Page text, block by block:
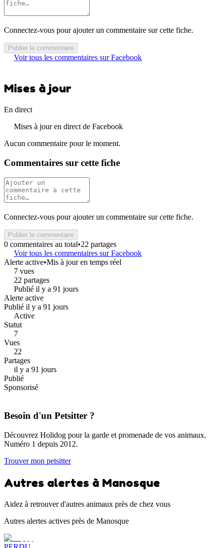
Connectez-vous pour ajouter un commentaire sur cette fiche.
Publier le commentaire
Voir tous les commentaires sur Facebook
Mises à jour
En direct
Mises à jour en direct de Facebook
Aucun commentaire pour le moment.
Commentaires sur cette fiche
Connectez-vous pour ajouter un commentaire sur cette fiche.
Publier le commentaire
0 commentaires au total•22 partages
Voir tous les commentaires sur Facebook
Alerte active•Mis à jour en temps réel
7 vues
22 partages
Publié il y a 91 jours
Alerte active
Publié il y a 91 jours
Active
Statut
7
Vues
22
Partages
il y a 91 jours
Publié
Sponsorisé
Besoin d'un Petsitter ?
Découvrez Holidog pour la garde et promenade de vos animaux.
Numéro 1 depuis 2012.
Trouver mon petsitter
Autres alertes à Manosque
Aidez à retrouver d'autres animaux près de chez vous
Autres alertes actives près de Manosque